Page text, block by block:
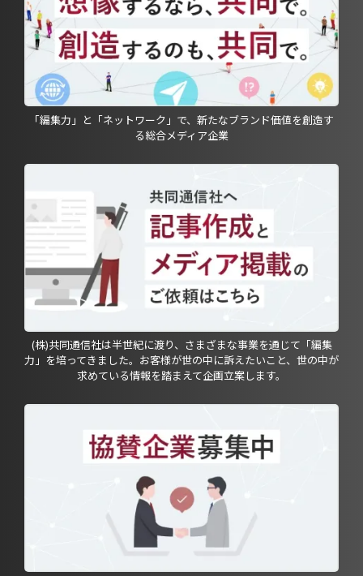
「編集力」と「ネットワーク」で、新たなブランド価値を創造す
る総合メディア企業
(株)共同通信社は半世紀に渡り、さまざまな事業を通じて「編集
力」を培ってきました。お客様が世の中に訴えたいこと、世の中が
求めている情報を踏まえて企画立案します。